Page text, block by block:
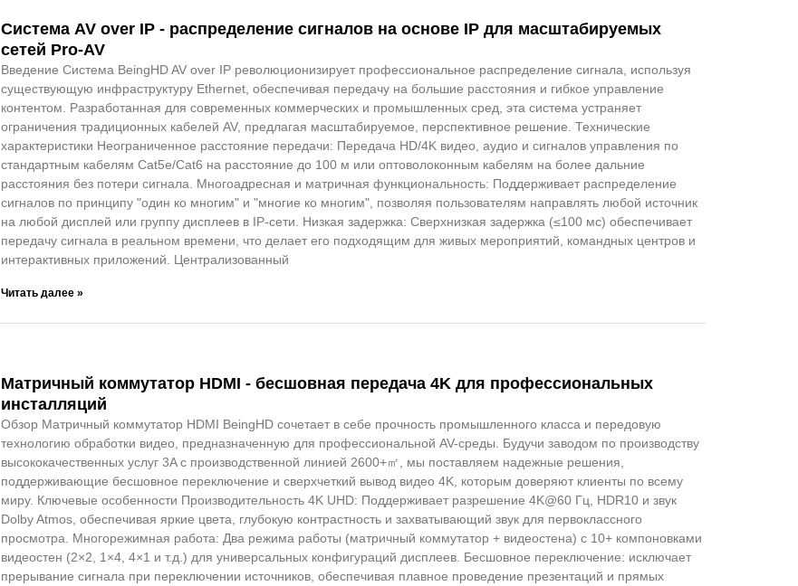
Система AV over IP - распределение сигналов на основе IP для масштабируемых
сетей Pro-AV
Введение Система BeingHD AV over IP революционизирует профессиональное распределение сигнала, используя
существующую инфраструктуру Ethernet, обеспечивая передачу на большие расстояния и гибкое управление
контентом. Разработанная для современных коммерческих и промышленных сред, эта система устраняет
ограничения традиционных кабелей AV, предлагая масштабируемое, перспективное решение. Технические
характеристики Неограниченное расстояние передачи: Передача HD/4K видео, аудио и сигналов управления по
стандартным кабелям Cat5e/Cat6 на расстояние до 100 м или оптоволоконным кабелям на более дальние
расстояния без потери сигнала. Многоадресная и матричная функциональность: Поддерживает распределение
сигналов по принципу "один ко многим" и "многие ко многим", позволяя пользователям направлять любой источник
на любой дисплей или группу дисплеев в IP-сети. Низкая задержка: Сверхнизкая задержка (≤100 мс) обеспечивает
передачу сигнала в реальном времени, что делает его подходящим для живых мероприятий, командных центров и
интерактивных приложений. Централизованный
Читать далее »
Матричный коммутатор HDMI - бесшовная передача 4K для профессиональных
инсталляций
Обзор Матричный коммутатор HDMI BeingHD сочетает в себе прочность промышленного класса и передовую
технологию обработки видео, предназначенную для профессиональной AV-среды. Будучи заводом по производству
высококачественных услуг 3A с производственной линией 2600+㎡, мы поставляем надежные решения,
поддерживающие бесшовное переключение и сверхчеткий вывод видео 4K, которым доверяют клиенты по всему
миру. Ключевые особенности Производительность 4K UHD: Поддерживает разрешение 4K@60 Гц, HDR10 и звук
Dolby Atmos, обеспечивая яркие цвета, глубокую контрастность и захватывающий звук для первоклассного
просмотра. Многорежимная работа: Два режима работы (матричный коммутатор + видеостена) с 10+ компоновками
видеостен (2×2, 1×4, 4×1 и т.д.) для универсальных конфигураций дисплеев. Бесшовное переключение: исключает
прерывание сигнала при переключении источников, обеспечивая плавное проведение презентаций и прямых